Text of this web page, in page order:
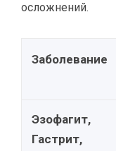
осложнений.
Заболевание
Эзофагит,
Гастрит,